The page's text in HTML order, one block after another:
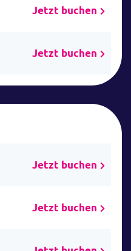
Jetzt buchen
Jetzt buchen
Jetzt buchen
Jetzt buchen